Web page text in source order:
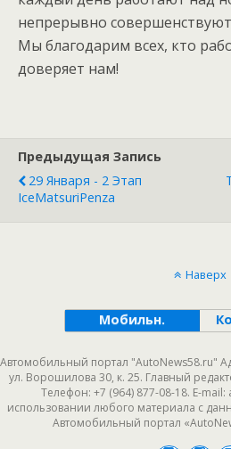
непрерывно
Мы благодарим всех, кто
доверяет нам!
Предыдущая Запись
29 Января - 2 Этап
IceMatsuriPenza
Наверх
Мобильн.
Автомобильный портал "AutoNews58.ru"
ул. Ворошилова 30, к. 25. Главный
Телефон: +7 (964) 877-08-18. E-
использовании любого материала с
Автомобильный портал